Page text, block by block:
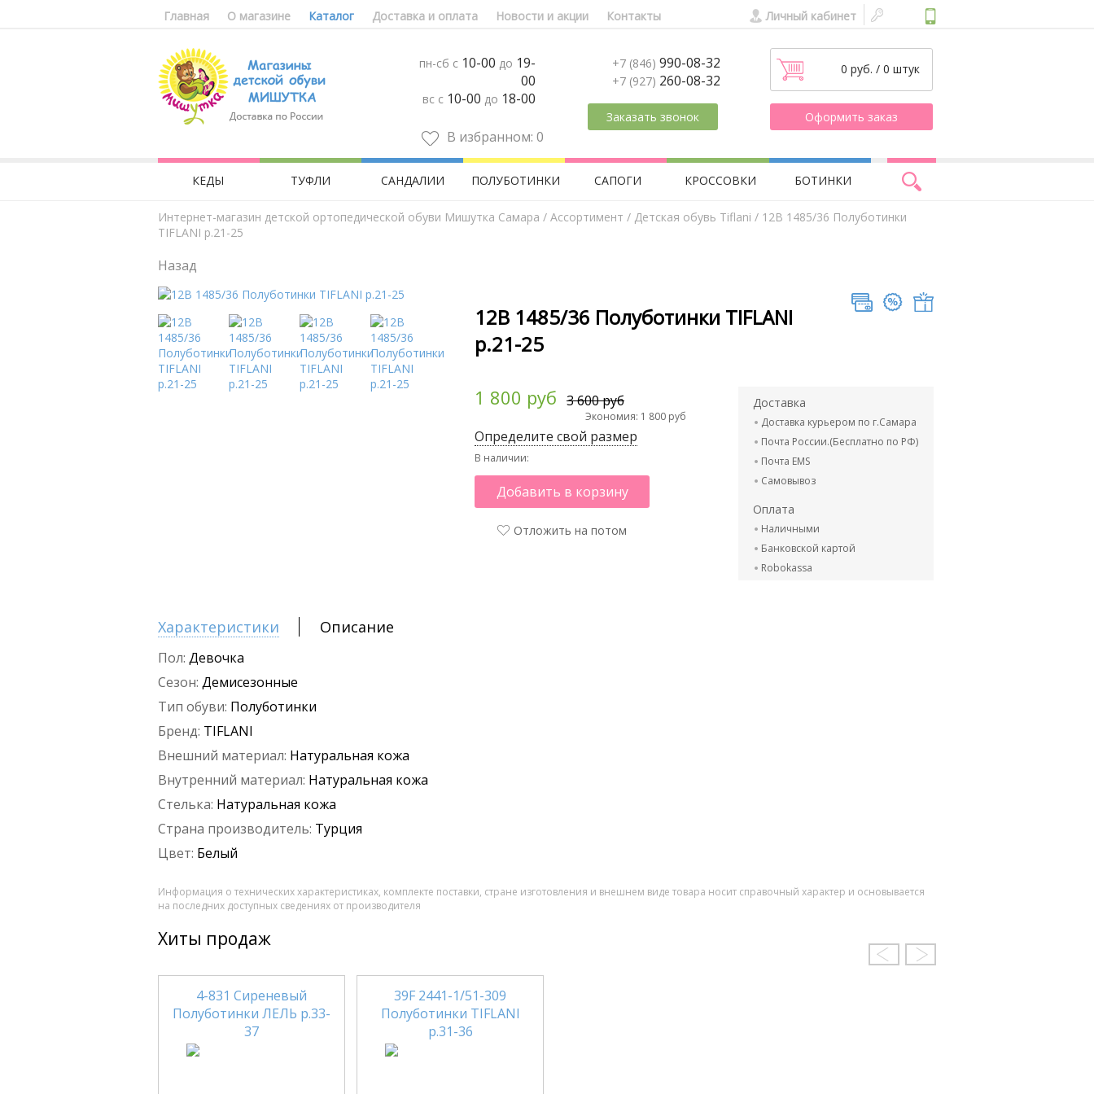
Главная О магазине Каталог Доставка и оплата Новости и акции Контакты Личный кабинет
пн-сб с 10-00 до 19-
00
вс с 10-00 до 18-00
В избранном: 0
+7 (846) 990-08-32
+7 (927) 260-08-32
Заказать звонок
0 руб. / 0 штук
Оформить заказ
КЕДЫ ТУФЛИ САНДАЛИИ ПОЛУБОТИНКИ САПОГИ КРОССОВКИ БОТИНКИ
Интернет-магазин детской ортопедической обуви Мишутка Самара / Aссортимент / Детская обувь Tiflani / 12В 1485/36 Полуботинки
TIFLANI р.21-25
Назад
12В 1485/36 Полуботинки TIFLANI
р.21-25
1 800 руб 3 600 руб
Экономия: 1 800 руб
Определите свой размер
В наличии:
Добавить в корзину
Отложить на потом
Доставка
Доставка курьером по г.Самара
Почта России.(Бесплатно по РФ)
Почта EMS
Самовывоз
Оплата
Наличными
Банковской картой
Robokassa
Характеристики Описание
Пол: Девочка
Сезон: Демисезонные
Тип обуви: Полуботинки
Бренд: TIFLANI
Внешний материал: Натуральная кожа
Внутренний материал: Натуральная кожа
Стелька: Натуральная кожа
Страна производитель: Турция
Цвет: Белый
Информация о технических характеристиках, комплекте поставки, стране изготовления и внешнем виде товара носит справочный характер и основывается
на последних доступных сведениях от производителя
Хиты продаж
4-831 Сиреневый
Полуботинки ЛЕЛЬ р.33-
37
39F 2441-1/51-309
Полуботинки TIFLANI
р.31-36